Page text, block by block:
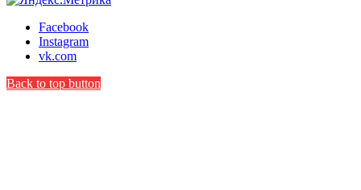
Facebook
Instagram
vk.com
Back to top button